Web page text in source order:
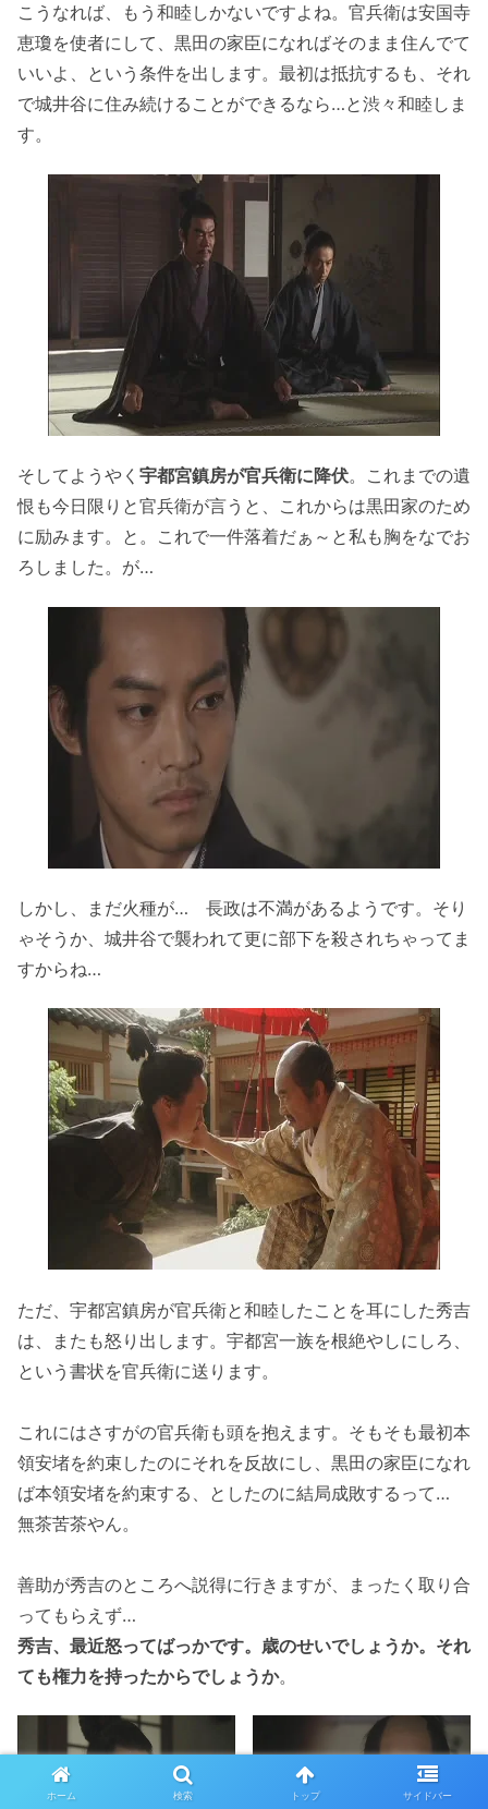
こうなれば、もう和睦しかないですよね。官兵衛は安国寺
恵瓊を使者にして、黒田の家臣になればそのまま住んでて
いいよ、という条件を出します。最初は抵抗するも、それ
で城井谷に住み続けることができるなら…と渋々和睦しま
す。
そしてようやく 宇都宮鎮房が官兵衛に降伏。これまでの遺
恨も今日限りと官兵衛が言うと、これからは黒田家のため
に励みます。と。これで一件落着だぁ～と私も胸をなでお
ろしました。が…
しかし、まだ火種が… 長政は不満があるようです。そり
ゃそうか、城井谷で襲われて更に部下を殺されちゃってま
すからね…
ただ、宇都宮鎮房が官兵衛と和睦したことを耳にした秀吉
は、またも怒り出します。宇都宮一族を根絶やしにしろ、
という書状を官兵衛に送ります。
これにはさすがの官兵衛も頭を抱えます。そもそも最初本
領安堵を約束したのにそれを反故にし、黒田の家臣になれ
ば本領安堵を約束する、としたのに結局成敗するって…
無茶苦茶やん。
善助が秀吉のところへ説得に行きますが、まったく取り合
ってもらえず…
秀吉、最近怒ってばっかです。歳のせいでしょうか。それ
ても権力を持ったからでしょうか。
ホーム 検索 トップ サイドバー